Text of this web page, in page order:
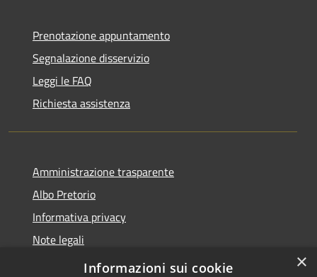
Prenotazione appuntamento
Segnalazione disservizio
Leggi le FAQ
Richiesta assistenza
Amministrazione trasparente
Albo Pretorio
Informativa privacy
Note legali
Dichiarazione di accessibilità
×
Informazioni sui cookie